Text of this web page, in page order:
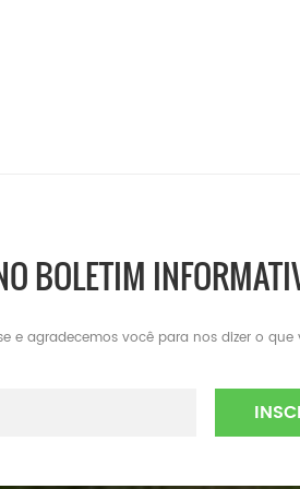
BOLETIM
e agradecemos você para nos dizer o que